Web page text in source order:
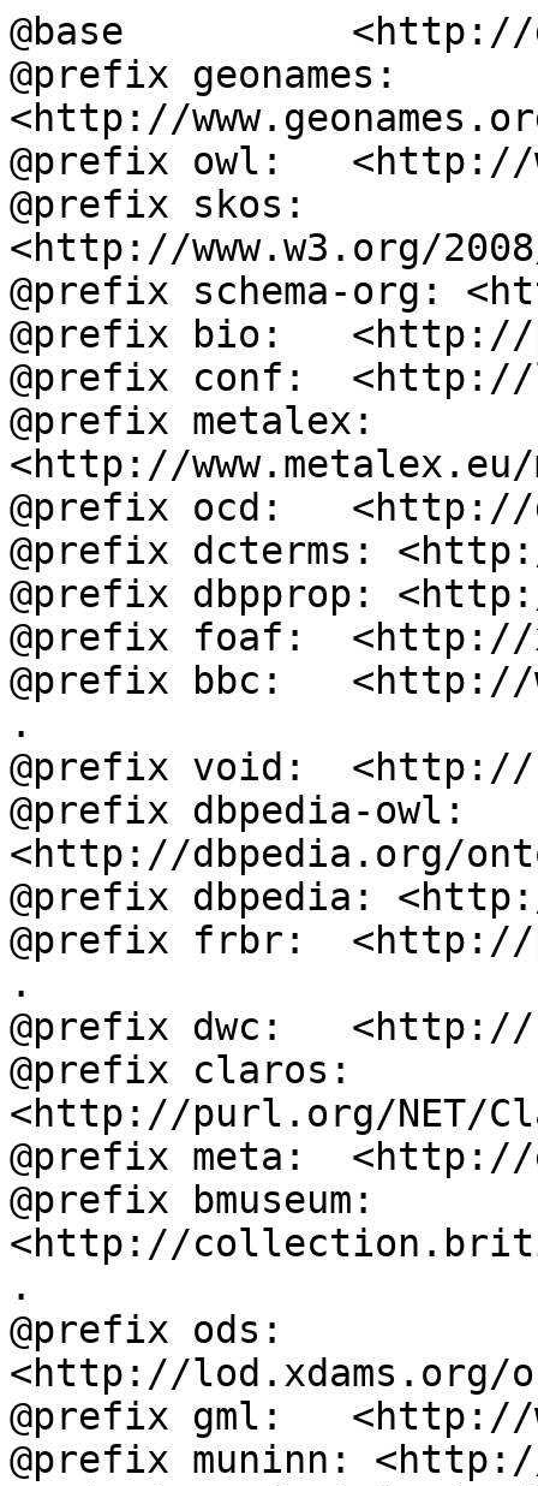
@base          <http://
@prefix geonames:
<http://
@prefix owl:   <http://
@prefix skos:
<http://www.w3.org/
@prefix schema-org:
@prefix bio:
@prefix conf:  <http://
@prefix metalex:
<http://
@prefix ocd:
@prefix dcterms:
@prefix dbpprop:
@prefix foaf:  <http://
@prefix bbc:   <http://
.
@prefix void:
@prefix dbpedia-owl:
<http://dbpedia.org/
@prefix dbpedia:
@prefix frbr:  <http://
.
@prefix dwc:
@prefix claros:
<http://purl.org/NET/
@prefix meta:  <http://
@prefix bmuseum:
<http://
.
@prefix ods:
<http://lod.xdams.org/
@prefix gml:   <http://
@prefix muninn: